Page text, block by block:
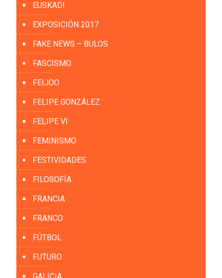
EUSKADI
EXPOSICIÓN 2017
FAKE NEWS – BULOS
FASCISMO
FEIJOO
FELIPE GONZÁLEZ
FELIPE VI
FEMINISMO
FESTIVIDADES
FILOSOFÍA
FRANCIA
FRANCO
FÚTBOL
FUTURO